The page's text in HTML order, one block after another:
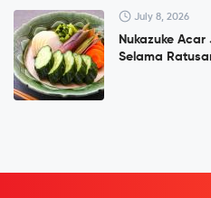
July 8, 2026
Nukazuke
Selama